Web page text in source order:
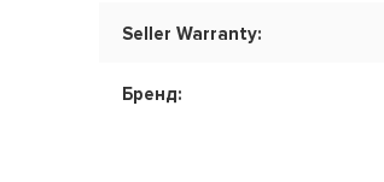
Seller Warranty:
Бренд: